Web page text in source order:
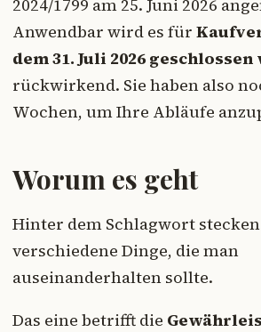
2024/1799 am 25. Juni 2026
Anwendbar wird es für
dem 31. Juli 2026
rückwirkend. Sie haben also
Wochen, um Ihre Abläufe
Worum es geht
Hinter dem Schlagwort
verschiedene Dinge, die man
auseinanderhalten sollte.
Das eine betrifft die